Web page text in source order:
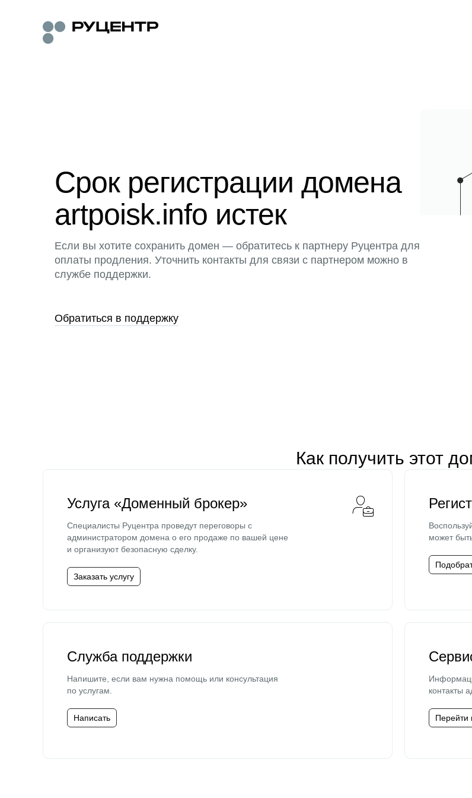
Срок регистрации домена
artpoisk.info истек
Если вы хотите сохранить домен — обратитесь к партнеру Руцентра для
оплаты продления. Уточнить контакты для связи с партнером можно в
службе поддержки.
Обратиться в поддержку
Как получить этот
Услуга «Доменный брокер»
Специалисты Руцентра проведут переговоры с
администратором домена о его продаже по вашей цене
и организуют безопасную сделку.
Заказать услугу
может
Служба поддержки
Напишите, если вам нужна помощь или консультация
по услугам.
Написать
контакты
Перейти